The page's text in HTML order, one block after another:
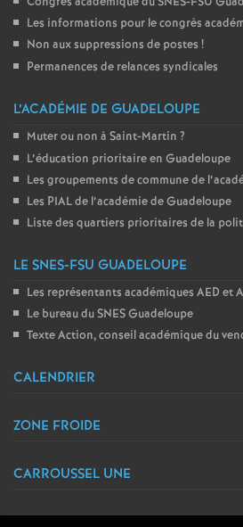
Les informations pour le congrès
Non aux suppressions de postes !
Permanences de relances syndicales
L’ACADÉMIE DE GUADELOUPE
Muter ou non à Saint-Martin ?
L’éducation prioritaire en Guadeloupe
Les groupements de commune de
Les PIAL de l’académie de Guadeloupe
Liste des quartiers prioritaires de la
LE SNES-FSU GUADELOUPE
Les représentants académiques AED et
Le bureau du SNES Guadeloupe
Texte Action, conseil académique du
CALENDRIER
ZONE FROIDE
CARROUSSEL UNE